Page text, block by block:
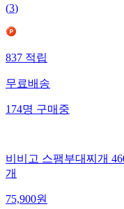
(3)
837적립
무료배송
174명구매중
비비고 스팸부대찌개
개
75,900원